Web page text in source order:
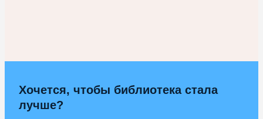
Хочется, чтобы библиотека стала
лучше?